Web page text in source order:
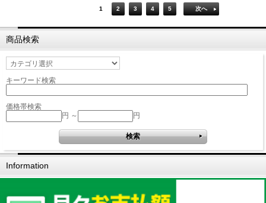
1 2 3 4 5 次へ
商品検索
キーワード検索
価格帯検索
円 ～
円
Information